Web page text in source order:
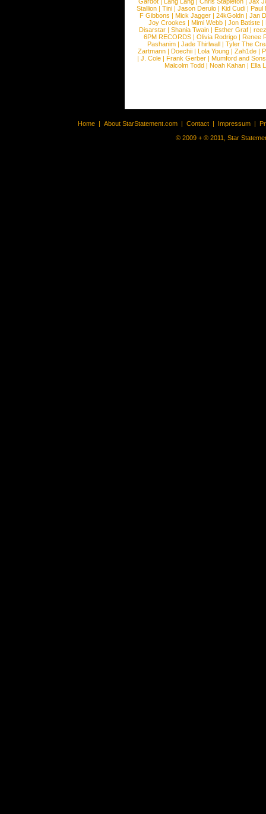
Stallion |Tini |Jason Derulo |Kid Cudi |Paul
F Gibbons | Mick Jagger | 24kGoldn | Jan
Joy Crookes | Mimi Webb | Jon Batiste |
Disarstar | Shania Twain | Esther Graf |
6PM RECORDS | Olivia Rodrigo | Renee
Pashanim |Jade Thirlwall |Tyler The
Zartmann | Doechii | Lola Young | Zah1de |
| J. Cole | Frank Gerber | Mumford and Sons
Malcolm Todd | Noah Kahan | Ella
Home | About StarStatement.com | Contact | Impressum |
© 2009 + ® 2011, Star